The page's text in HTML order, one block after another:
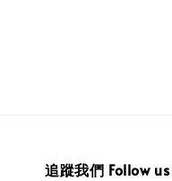
追蹤我們 Follow us